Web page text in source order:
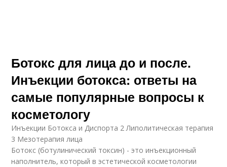
Ботокс для лица до и после.
Инъекции ботокса: ответы на
самые популярные вопросы к
косметологу
Инъекции Ботокса и Диспорта 2 Липолитическая терапия
3 Мезотерапия лица
Ботокс (ботулинический токсин) - это инъекционный
наполнитель, который в эстетической косметологии